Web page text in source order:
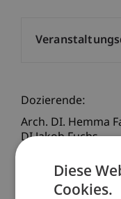
Dozierende:
Arch. DI. Hemma
DI Jakob Fuchs
School/Professur:
Diese
Cookies.